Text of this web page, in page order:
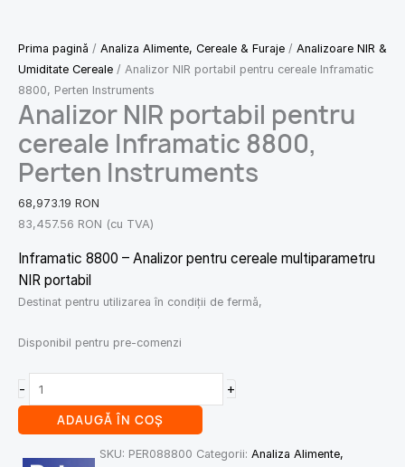
Prima pagină / Analiza Alimente, Cereale & Furaje / Analizoare NIR &
Umiditate Cereale / Analizor NIR portabil pentru cereale Inframatic
8800, Perten Instruments
Analizor NIR portabil pentru
cereale Inframatic 8800,
Perten Instruments
68,973.19 RON
83,457.56 RON (cu TVA)
Inframatic 8800 – Analizor pentru cereale multiparametru
NIR portabil
Destinat pentru utilizarea în condiţii de fermă,
Disponibil pentru pre-comenzi
- +
ADAUGĂ ÎN COȘ
SKU: PER088800 Categorii: Analiza Alimente,